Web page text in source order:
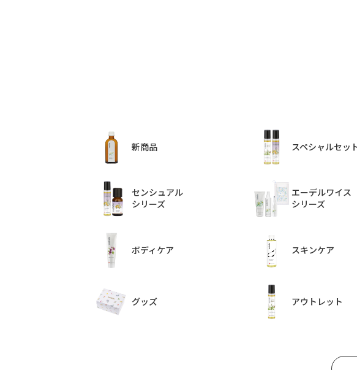
新商品 スペシャルセッ
センシュアル
シリーズ
エーデルワイス
シリーズ
ボディケア スキンケア
グッズ アウトレット